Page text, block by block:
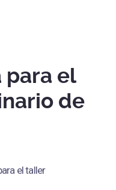
para el
de
el taller